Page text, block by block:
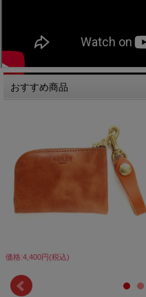
おすすめ商品
価格:4,400円(税込)